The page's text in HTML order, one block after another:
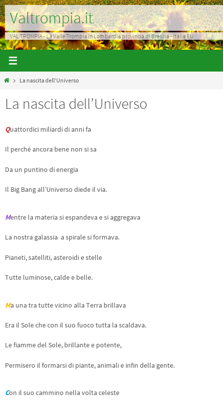
Salta
al
contenuto
Valtrompia.it
VAL TROMPIA - La Valle Trompia in Lombardia provincia di Brescia - Italia EU
HomeLa nascita dell’Universo
La nascita dell’Universo
Quattordici miliardi di anni fa
Il perché ancora bene non si sa
Da un puntino di energia
Il Big Bang all’Universo diede il via.
Mentre la materia si espandeva e si aggregava
La nostra galassia a spirale si formava.
Pianeti, satelliti, asteroidi e stelle
Tutte luminose, calde e belle.
Ma una tra tutte vicino alla Terra brillava
Era il Sole che con il suo fuoco tutta la scaldava.
Le fiamme del Sole, brillante e potente,
Permisero il formarsi di piante, animali e infin della gente.
Con il suo cammino nella volta celeste